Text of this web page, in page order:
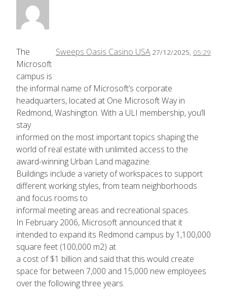
Sweeps Oasis Casino USA 27/12/2025, 05:29
The
Microsoft
campus is
the informal name of Microsoft’s corporate
headquarters, located at One Microsoft Way in
Redmond, Washington. With a ULI membership, you’ll
stay
informed on the most important topics shaping the
world of real estate with unlimited access to the
award-winning Urban Land magazine.
Buildings include a variety of workspaces to support
different working styles, from team neighborhoods
and focus rooms to
informal meeting areas and recreational spaces.
In February 2006, Microsoft announced that it
intended to expand its Redmond campus by 1,100,000
square feet (100,000 m2) at
a cost of $1 billion and said that this would create
space for between 7,000 and 15,000 new employees
over the following three years.